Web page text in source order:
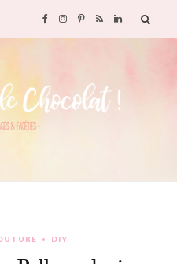
F
c
I P
n
R
S
L
DIY